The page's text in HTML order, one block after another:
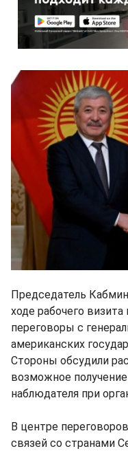
Председатель
ходе рабочего
переговоры с
американских
Стороны обсудили
возможное
наблюдателя при
В центре
связей со странами